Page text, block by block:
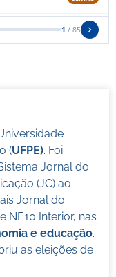
(UFPE). Foi
Jornal do
(JC) ao
Jornal do
NE10 Interior, nas
e educação.
as eleições de